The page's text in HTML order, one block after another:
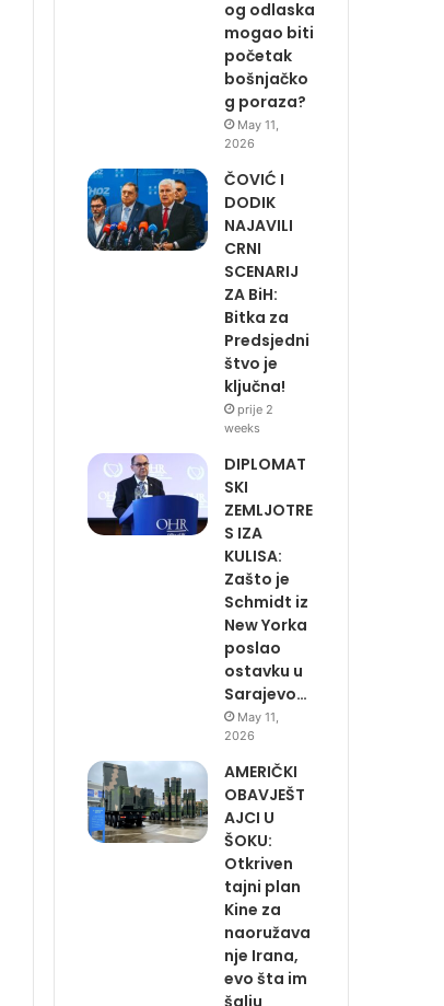
og odlaska
mogao biti
početak
bošnjačko
g poraza?
May 11,
2026
ČOVIĆ I
DODIK
NAJAVILI
CRNI
SCENARIJ
ZA BiH:
Bitka za
Predsjedni
štvo je
ključna!
prije 2
weeks
DIPLOMAT
SKI
ZEMLJOTRE
S IZA
KULISA:
Zašto je
Schmidt iz
New Yorka
poslao
ostavku u
Sarajevo…
May 11,
2026
AMERIČKI
OBAVJEŠT
AJCI U
ŠOKU:
Otkriven
tajni plan
Kine za
naoružava
nje Irana,
evo šta im
šalju